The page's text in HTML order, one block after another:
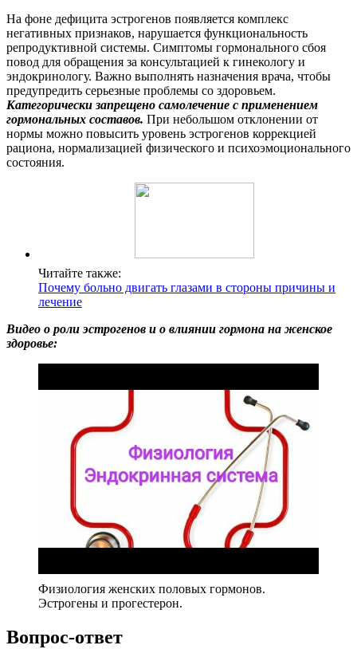
На фоне дефицита эстрогенов появляется комплекс
негативных признаков, нарушается функциональность
репродуктивной системы. Симптомы гормонального сбоя
повод для обращения за консультацией к гинекологу и
эндокринологу. Важно выполнять назначения врача, чтобы
предупредить серьезные проблемы со здоровьем.
Категорически запрещено самолечение с применением
гормональных составов. При небольшом отклонении от
нормы можно повысить уровень эстрогенов коррекцией
рациона, нормализацией физического и психоэмоционального
состояния.
Читайте также:
Почему больно двигать глазами в стороны причины и
лечение
Видео о роли эстрогенов и о влиянии гормона на женское
здоровье:
Физиология женских половых гормонов.
Эстрогены и прогестерон.
Вопрос-ответ